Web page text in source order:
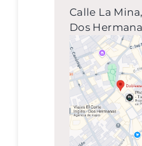
Calle La Mina,
Dos